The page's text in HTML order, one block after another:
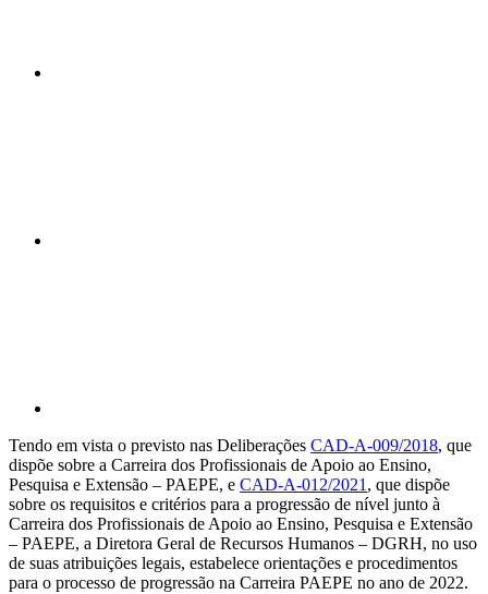
Tendo em vista o previsto nas Deliberações CAD-A-009/2018, que
dispõe sobre a Carreira dos Profissionais de Apoio ao Ensino,
Pesquisa e Extensão – PAEPE, e CAD-A-012/2021 , que dispõe
sobre os requisitos e critérios para a progressão de nível junto à
Carreira dos Profissionais de Apoio ao Ensino, Pesquisa e Extensão
– PAEPE, a Diretora Geral de Recursos Humanos – DGRH, no uso
de suas atribuições legais, estabelece orientações e procedimentos
para o processo de progressão na Carreira PAEPE no ano de 2022.